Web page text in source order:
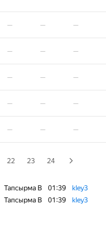
— — —
— — —
— — —
— — —
— — —
— — —
22 23 24
Тапсырма B 01:39
kley3
Тапсырма B 01:39 kley3